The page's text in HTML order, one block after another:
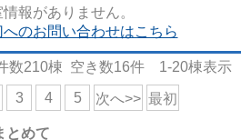
報がありません。
のお問い合わせはこちら
数210棟 空き数16件 1-20棟表示
3 4 5 次へ>> 最初
とめて